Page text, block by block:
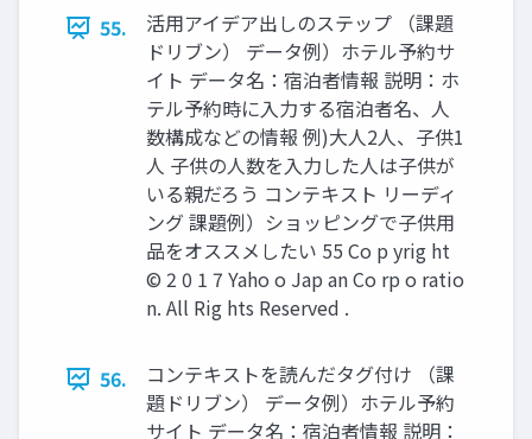
55.
活用アイデア出しのステップ （課題
ドリブン） データ例）ホテル予約サ
イト データ名：宿泊者情報 説明：ホ
テル予約時に入力する宿泊者名、人
数構成などの情報 例)大人2人、子供1
人 子供の人数を入力した人は子供が
いる親だろう コンテキスト リーディ
ング 課題例）ショッピングで子供用
品をオススメしたい 55 Co p yrig ht
© 2 0 1 7 Yaho o Jap an Co rp o ratio
n. All Rig hts Reserved .
56.
コンテキストを読んだタグ付け （課
題ドリブン） データ例）ホテル予約
サイト データ名：宿泊者情報 説明：